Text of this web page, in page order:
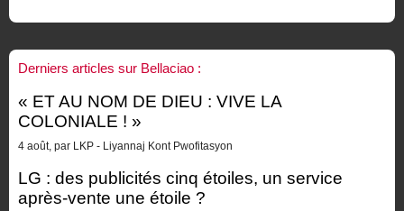
Derniers articles sur Bellaciao :
« ET AU NOM DE DIEU : VIVE LA
COLONIALE ! »
4 août, par LKP - Liyannaj Kont Pwofitasyon
LG : des publicités cinq étoiles, un service
après-vente une étoile ?